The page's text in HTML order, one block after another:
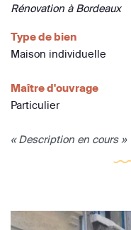
Rénovation à Bordeaux
Type de bien
Maison individuelle
Maître d'ouvrage
Particulier
« Description en cours »